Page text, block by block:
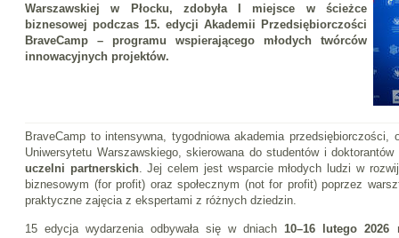
Warszawskiej w Płocku, zdobyła I miejsce w ścieżce
biznesowej podczas 15. edycji Akademii Przedsiębiorczości
BraveCamp – programu wspierającego młodych twórców
innowacyjnych projektów.
BraveCamp to intensywna, tygodniowa akademia przedsiębiorczości,
Uniwersytetu Warszawskiego, skierowana do studentów i
uczelni partnerskich. Jej celem jest wsparcie młodych ludzi w
biznesowym (for profit) oraz społecznym (not for profit) poprzez
praktyczne zajęcia z ekspertami z różnych dziedzin.
15 edycja wydarzenia odbywała się w dniach 10–16 lutego 2026